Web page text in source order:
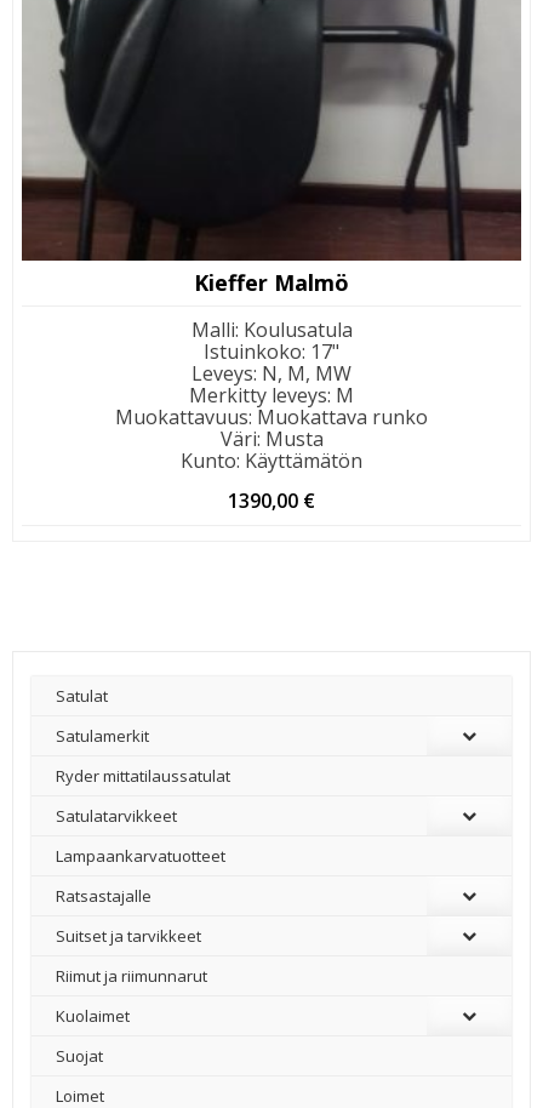
Kieffer Malmö
Malli: Koulusatula
Istuinkoko: 17"
Leveys: N, M, MW
Merkitty leveys: M
Muokattavuus: Muokattava runko
Väri: Musta
Kunto: Käyttämätön
1390,00 €
Satulat
Satulamerkit
Ryder mittatilaussatulat
Satulatarvikkeet
–
Lampaankarvatuotteet
Ratsastajalle
Suitset ja tarvikkeet
Riimut ja riimunnarut
Kuolaimet
Suojat
Loimet